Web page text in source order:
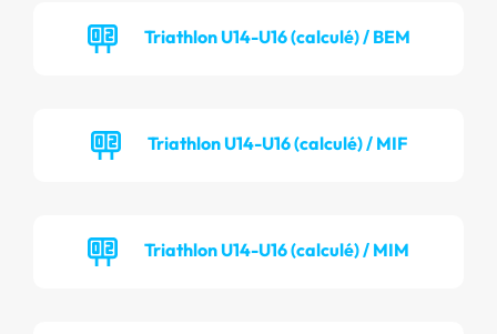
Triathlon U14-U16 (calculé) / BEM
Triathlon U14-U16 (calculé) / MIF
Triathlon U14-U16 (calculé) / MIM